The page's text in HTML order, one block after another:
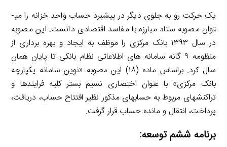
یک حرکت رو به جلوی دیگر در پیشبرد حساب واحد خزانه را می­
توان مصوبه ستاد مبارزه با مفاسد اقتصادی دانست. این مصوبه
در سال ۱۳۹۳ بانک مرکزی را موظف به ایجاد و بهره­ برداری از
منظومه ۹ گانه سامانه­ های اطلاعاتی نظام بانکی تا پایان همان
سال کرد. براساس ماده (۱۸) این مصوبه «نوین سامانه یکپارچه
بانک مرکزی» با عنوان اختصاری نسیم بستر کلیه فرایند­ها و
تراکنش­های مربوط به حساب­های مذکور نظیر افتتاح حساب، دریافت،
پرداخت، انتقال و مانده حساب قرار گرفت.
برنامه ششم توسعه: